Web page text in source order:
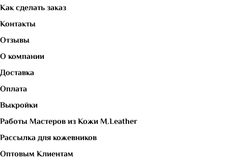
Как сделать заказ
Контакты
Отзывы
О компании
Доставка
Оплата
Выкройки
Работы Мастеров из Кожи M.Leather
Рассылка для кожевников
Оптовым Клиентам